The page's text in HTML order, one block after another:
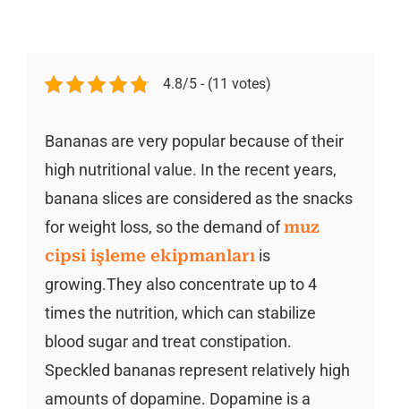
4.8/5 - (11 votes)
Bananas are very popular because of their
high nutritional value. In the recent years,
banana slices are considered as the snacks
for weight loss, so the demand of muz
cipsi işleme ekipmanları is
growing.They also concentrate up to 4
times the nutrition, which can stabilize
blood sugar and treat constipation.
Speckled bananas represent relatively high
amounts of dopamine. Dopamine is a